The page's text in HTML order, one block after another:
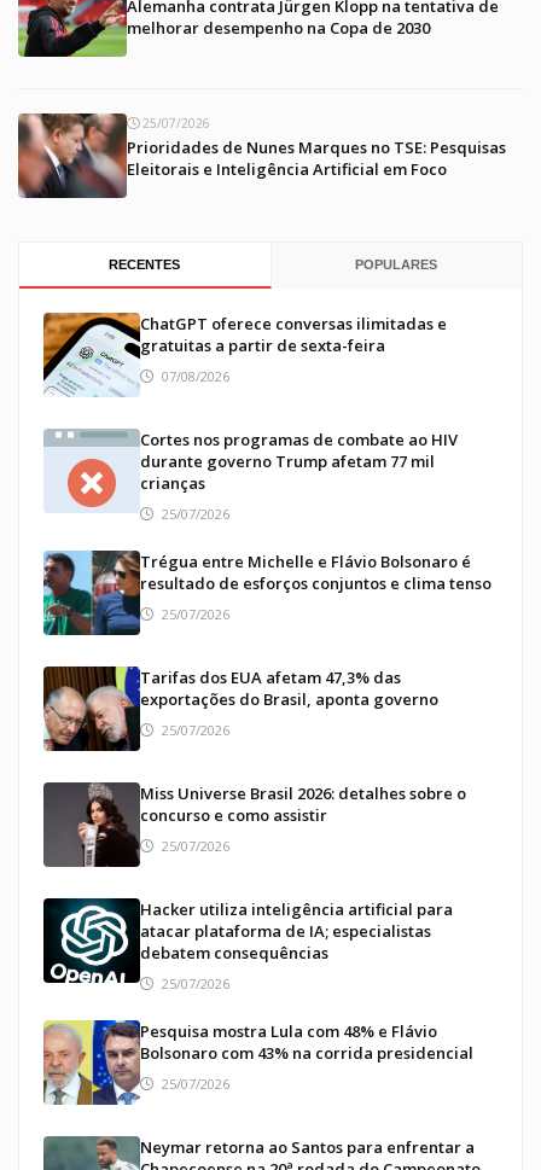
Alemanha contrata Jürgen Klopp na tentativa de
melhorar desempenho na Copa de 2030
25/07/2026
Prioridades de Nunes Marques no TSE: Pesquisas
Eleitorais e Inteligência Artificial em Foco
RECENTES POPULARES
ChatGPT oferece conversas ilimitadas e
gratuitas a partir de sexta-feira
07/08/2026
Cortes nos programas de combate ao HIV
durante governo Trump afetam 77 mil
crianças
25/07/2026
Trégua entre Michelle e Flávio Bolsonaro é
resultado de esforços conjuntos e clima tenso
25/07/2026
Tarifas dos EUA afetam 47,3% das
exportações do Brasil, aponta governo
25/07/2026
Miss Universe Brasil 2026: detalhes sobre o
concurso e como assistir
25/07/2026
Hacker utiliza inteligência artificial para
atacar plataforma de IA; especialistas
debatem consequências
25/07/2026
Pesquisa mostra Lula com 48% e Flávio
Bolsonaro com 43% na corrida presidencial
25/07/2026
Neymar retorna ao Santos para enfrentar a